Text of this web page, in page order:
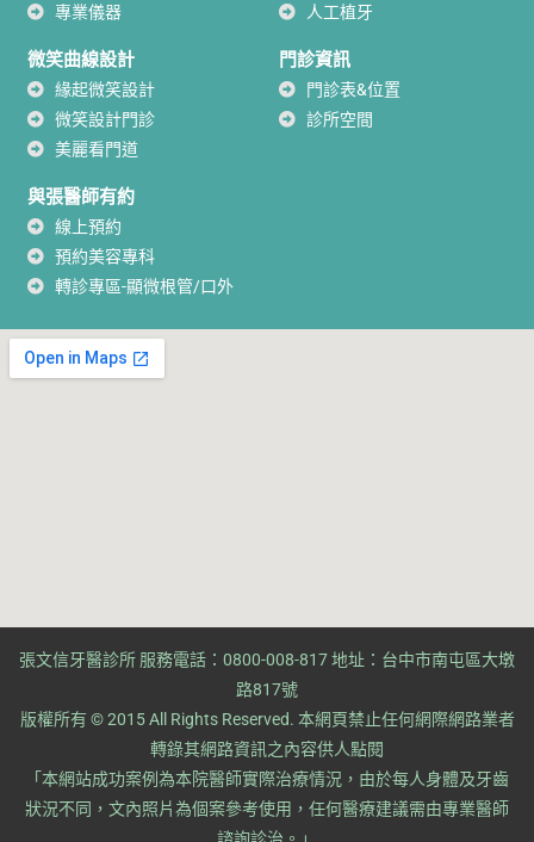
專業儀器
人工植牙
微笑曲線設計
緣起微笑設計
微笑設計門診
美麗看門道
門診資訊
門診表&位置
診所空間
與張醫師有約
線上預約
預約美容專科
轉診專區-顯微根管/口外
張文信牙醫診所 服務電話：0800-008-817 地址：台中市南屯區大墩
路817號
版權所有 © 2015 All Rights Reserved. ​本網頁禁止任何網際網路業者
轉錄其網路資訊之內容供人點閱
​「本網站成功案例為本院醫師實際治療情況，由於每人身體及牙齒
狀況不同，文內照片為個案參考使用，任何醫療建議需由專業醫師
諮詢診治。」